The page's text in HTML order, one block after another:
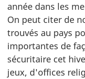
année dans les
On peut citer de
trouvés au pays
importantes de
sécuritaire cet
jeux, d'offices